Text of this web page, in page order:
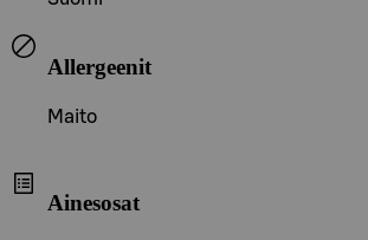
Allergeenit
Maito
Ainesosat